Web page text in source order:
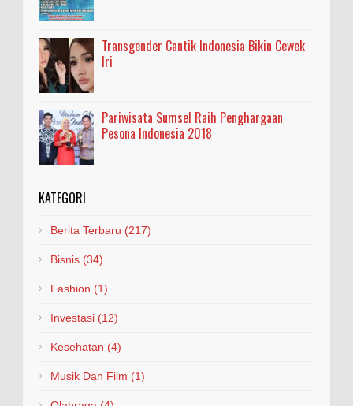
Transgender Cantik Indonesia Bikin Cewek
Iri
Pariwisata Sumsel Raih Penghargaan
Pesona Indonesia 2018
KATEGORI
Berita Terbaru (217)
Bisnis (34)
Fashion (1)
Investasi (12)
Kesehatan (4)
Musik Dan Film (1)